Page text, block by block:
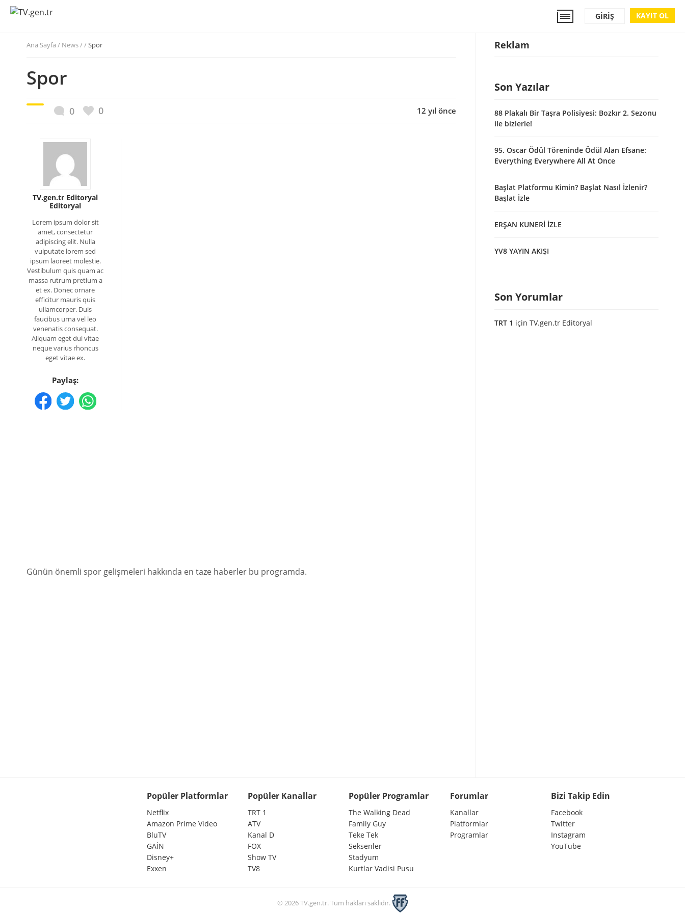
KAYIT OL
GIRIŞ
Ana Sayfa / News / /Spor
Spor
0 0 12 yıl önce
TV.gen.tr Editoryal
Editoryal
Lorem ipsum dolor sit
amet, consectetur
adipiscing elit. Nulla
vulputate lorem sed
ipsum laoreet molestie.
Vestibulum quis quam ac
massa rutrum pretium a
et ex. Donec ornare
efficitur mauris quis
ullamcorper. Duis
faucibus urna vel leo
venenatis consequat.
Aliquam eget dui vitae
neque varius rhoncus
eget vitae ex.
Paylaş:
Günün önemli spor gelişmeleri hakkında en taze haberler bu programda.
Reklam
Son Yazılar
88 Plakalı Bir Taşra Polisiyesi: Bozkır 2. Sezonu
ile bizlerle!
95. Oscar Ödül Töreninde Ödül Alan Efsane:
Everything Everywhere All At Once
Başlat Platformu Kimin? Başlat Nasıl İzlenir?
Başlat İzle
ERŞAN KUNERİ İZLE
YV8 YAYIN AKIŞI
Son Yorumlar
TRT 1 için TV.gen.tr Editoryal
Popüler Platformlar
Netflix
Amazon Prime Video
BluTV
GAİN
Disney+
Exxen
Popüler Kanallar
TRT 1
ATV
Kanal D
FOX
Show TV
TV8
Popüler Programlar
The Walking Dead
Family Guy
Teke Tek
Seksenler
Stadyum
Kurtlar Vadisi Pusu
Forumlar
Kanallar
Platformlar
Programlar
Bizi Takip Edin
Facebook
Twitter
Instagram
YouTube
© 2026 TV.gen.tr. Tüm hakları saklıdır.